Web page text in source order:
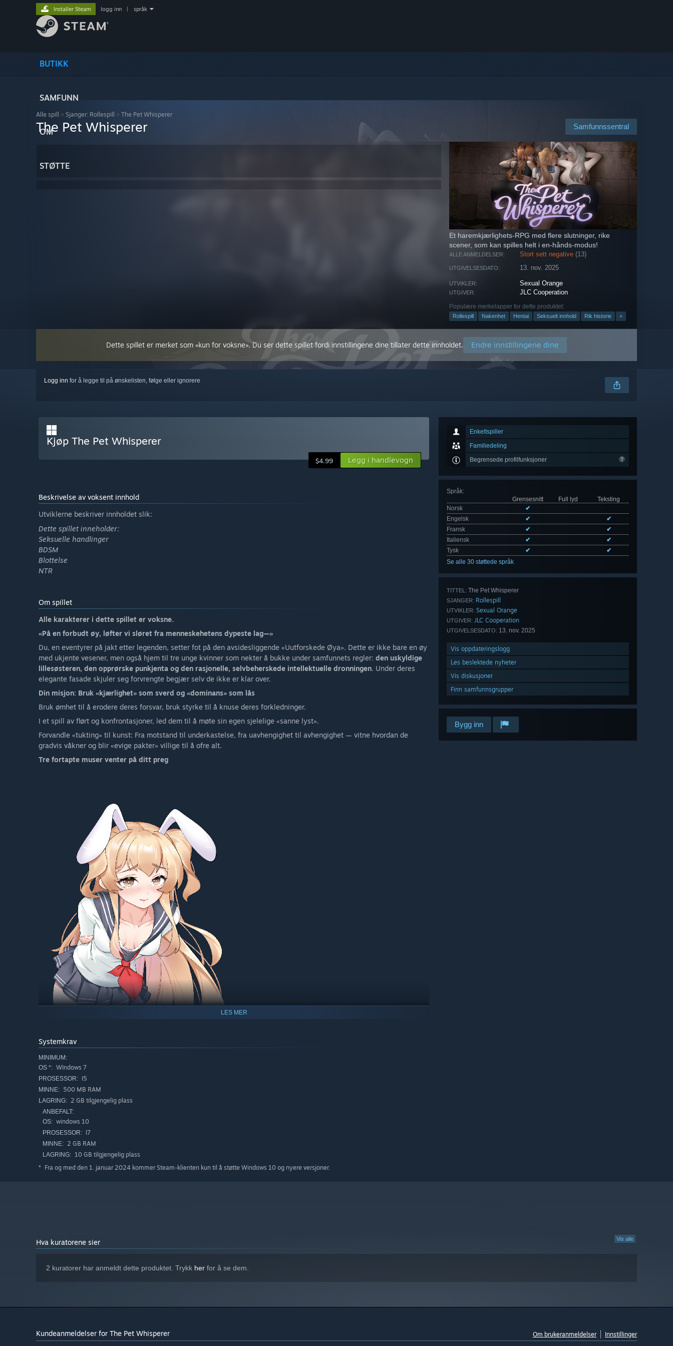
BUTIKK
SAMFUNN
OM
STØTTE
Installer Steam logg inn språk
Alle spill > Sjanger: Rollespill > The Pet Whisperer
Samfunnssentral
The Pet Whisperer
Et haremkjærlighets-RPG med flere slutninger, rike
scener, som kan spilles helt i en-hånds-modus!
ALLE ANMELDELSER: Stort sett negative (13)
UTGIVELSESDATO: 13. nov. 2025
UTVIKLER: Sexual Orange
UTGIVER: JLC Cooperation
Populære merkelapper for dette produktet:
Rollespill Nakenhet Hentai Seksuelt innhold Rik historie +
Dette spillet er merket som «kun for voksne». Du ser dette spillet fordi innstillingene dine tillater dette innholdet. Endre innstillingene dine
Logg inn for å legge til på ønskelisten, følge eller ignorere
Enkeltspiller
Familiedeling
Begrensede profilfunksjoner
Språk:
Grensesnitt
Full lyd
Teksting
Norsk
✔
Engelsk
✔
✔
Fransk
✔
✔
Italiensk
✔
✔
Tysk
✔
✔
Se alle 30 støttede språk
TITTEL: The Pet Whisperer
SJANGER: Rollespill
UTVIKLER: Sexual Orange
UTGIVER: JLC Cooperation
UTGIVELSESDATO: 13. nov. 2025
Vis oppdateringslogg
Les beslektede nyheter
Vis diskusjoner
Finn samfunnsgrupper
Bygg inn
Kjøp The Pet Whisperer
$4.99 Legg i handlevogn
Beskrivelse av voksent innhold
Utviklerne beskriver innholdet slik:
Dette spillet inneholder:
Seksuelle handlinger
BDSM
Blottelse
NTR
Om spillet
Alle karakterer i dette spillet er voksne.
«På en forbudt øy, løfter vi sløret fra menneskehetens dypeste lag—»
Du, en eventyrer på jakt etter legenden, setter fot på den avsidesliggende «Uutforskede Øya». Dette er ikke bare en øy
med ukjente vesener, men også hjem til tre unge kvinner som nekter å bukke under samfunnets regler: den uskyldige
lillesøsteren, den opprørske punkjenta og den rasjonelle, selvbeherskede intellektuelle dronningen. Under deres
elegante fasade skjuler seg forvrengte begjær selv de ikke er klar over.
Din misjon: Bruk «kjærlighet» som sverd og «dominans» som lås
Bruk ømhet til å erodere deres forsvar, bruk styrke til å knuse deres forkledninger.
I et spill av flørt og konfrontasjoner, led dem til å møte sin egen sjelelige «sanne lyst».
Forvandle «tukting» til kunst: Fra motstand til underkastelse, fra uavhengighet til avhengighet — vitne hvordan de
gradvis våkner og blir «evige pakter» villige til å ofre alt.
Tre fortapte muser venter på ditt preg
Den uskyldige lillesøsteren: Usladdhet med ekshibisjonistiske lyster, en umoralsk blomst som lengter etter å bli
LES MER
Systemkrav
MINIMUM:
OS *: WIndows 7
PROSESSOR: I5
MINNE: 500 MB RAM
LAGRING: 2 GB tilgjengelig plass
ANBEFALT:
OS: windows 10
PROSESSOR: I7
MINNE: 2 GB RAM
LAGRING: 10 GB tilgjengelig plass
* Fra og med den 1. januar 2024 kommer Steam-klienten kun til å støtte Windows 10 og nyere versjoner.
Vis alle
Hva kuratorene sier
2 kuratorer har anmeldt dette produktet. Trykk her for å se dem.
Kundeanmeldelser for The Pet Whisperer Om brukeranmeldelser Innstillinger